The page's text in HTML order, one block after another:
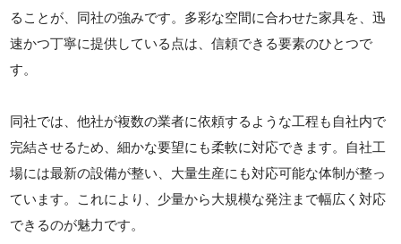
ることが、同社の強みです。多彩な空間に合わせた家具を、迅
速かつ丁寧に提供している点は、信頼できる要素のひとつで
す。
同社では、他社が複数の業者に依頼するような工程も自社内で
完結させるため、細かな要望にも柔軟に対応できます。自社工
場には最新の設備が整い、大量生産にも対応可能な体制が整っ
ています。これにより、少量から大規模な発注まで幅広く対応
できるのが魅力です。